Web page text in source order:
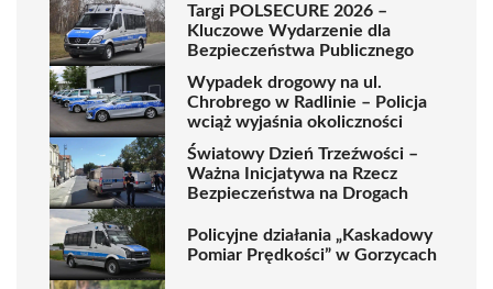
Targi POLSECURE 2026 –
Kluczowe Wydarzenie dla
Bezpieczeństwa Publicznego
Wypadek drogowy na ul.
Chrobrego w Radlinie – Policja
wciąż wyjaśnia okoliczności
Światowy Dzień Trzeźwości –
Ważna Inicjatywa na Rzecz
Bezpieczeństwa na Drogach
Policyjne działania „Kaskadowy
Pomiar Prędkości” w Gorzycach